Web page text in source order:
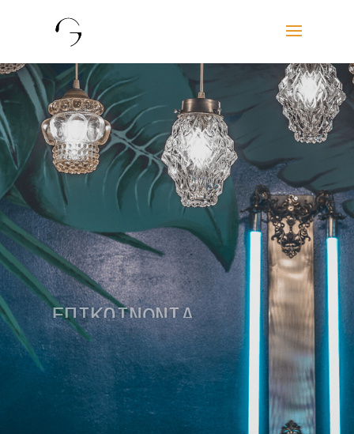
ΕΠΙΚΟΙΝΩΝΙΑ